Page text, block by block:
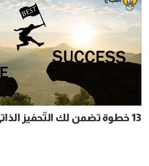
13 خطوة تضمن لك التّحفيز الذاتي للنجاح